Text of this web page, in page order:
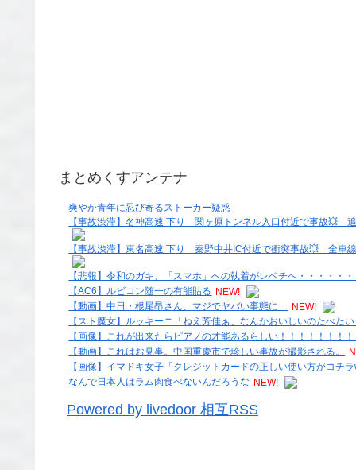
まとめくすアンテナ
爽やか青年に忍び寄るストーカー疑惑
【事故渋滞】名神高速 下り 関ヶ原トンネル入口付近で事故
【事故渋滞】東名高速 下り 秦野中井IC付近で衝突事故💥 全
【悲報】令和のガキ、「スマホ」への執着がレベチへ・・・・・
【AC6】ルビコン随一の有能貼る NEW!
【動画】中日・根尾昂さん、マジでヤバい事態に… NEW!
【スト魔女】ルッキーニ「ねえ芳佳ぁ、なんかおいしいのたべた
【画像】これが出来たらピアノの才能あるらしい！！！！！！！
【動画】これはお見事。中国重慶市で珍しい事故が撮影される。
【画像】イマドキ女子「クレジットカードの正しい使い方がコチ
なんで日本人はラム肉食べないんだろうな NEW!
Powered by livedoor 相互RSS